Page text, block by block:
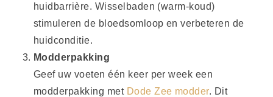
huidbarrière. Wisselbaden (warm-koud)
stimuleren de bloedsomloop en verbeteren de
huidconditie.
Modderpakking
Geef uw voeten één keer per week een
modderpakking met Dode Zee modder. Dit